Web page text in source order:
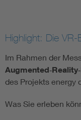
Highlight: Die
Im Rahmen der
des Projekts energy
Was Sie erleben